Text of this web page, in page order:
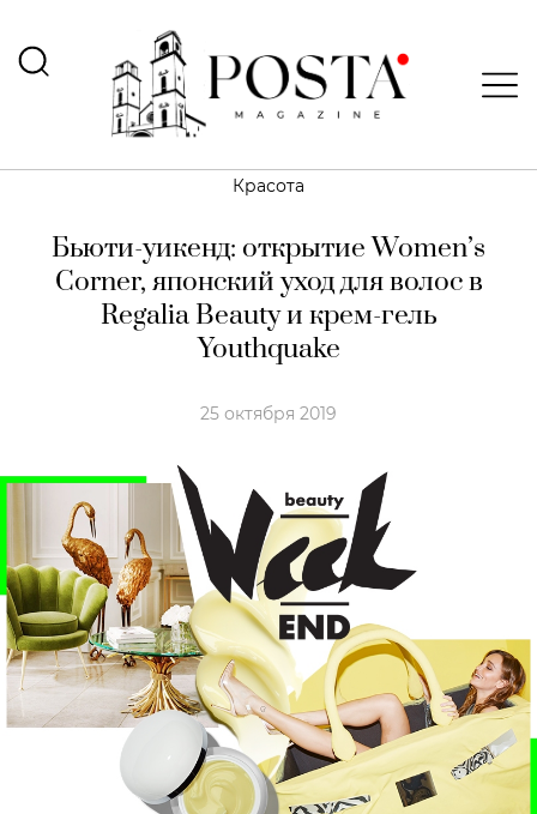
Красота
Бьюти-уикенд: открытие Women’s
Сorner, японский уход для волос в
Regalia Beauty и крем-гель
Youthquake
25 октября 2019